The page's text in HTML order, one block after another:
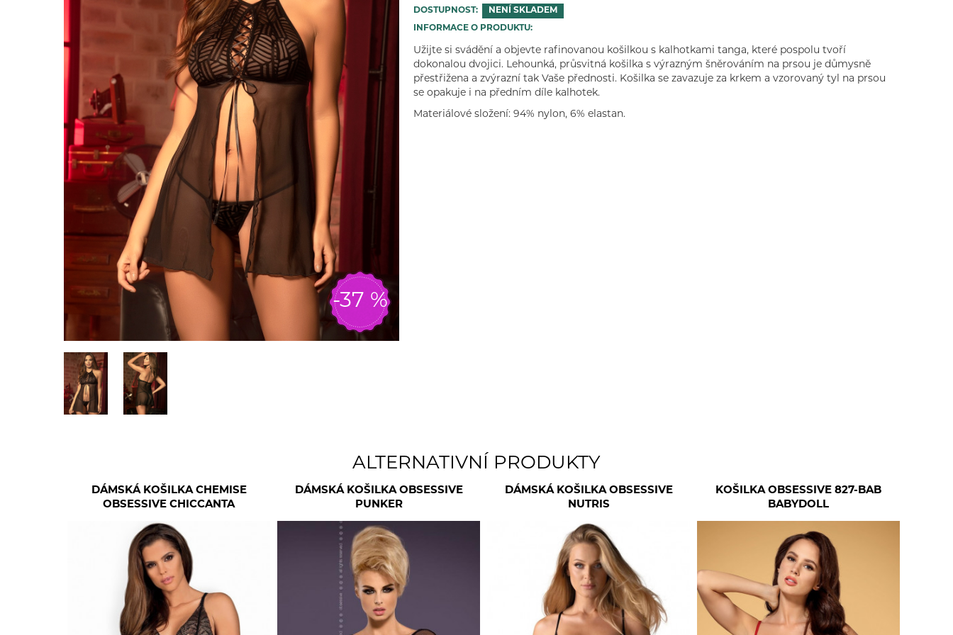
Doplňky k dámskému prádlu
Košilky
-37 %
DOSTUPNOST: NENÍ SKLADEM
INFORMACE O PRODUKTU:
Užijte si svádění a objevte rafinovanou košilkou s kalhotkami tanga, které pospolu tvoří
dokonalou dvojici. Lehounká, průsvitná košilka s výrazným šněrováním na prsou je důmysně
přestřižena a zvýrazní tak Vaše přednosti. Košilka se zavazuje za krkem a vzorovaný tyl na prsou
se opakuje i na předním díle kalhotek.
Materiálové složení: 94% nylon, 6% elastan.
ALTERNATIVNÍ PRODUKTY
DÁMSKÁ KOŠILKA CHEMISE
OBSESSIVE CHICCANTA
DÁMSKÁ KOŠILKA OBSESSIVE
PUNKER
DÁMSKÁ KOŠILKA OBSESSIVE
NUTRIS
KOŠILKA OBSESSIVE 827-BAB
BABYDOLL